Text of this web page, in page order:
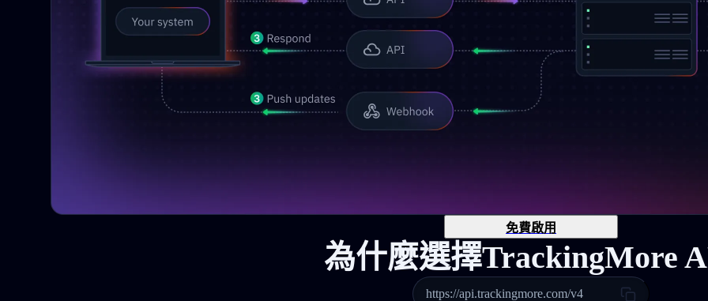
免費啟用
為什麼選擇TrackingMore
https://api.trackingmore.com/v4